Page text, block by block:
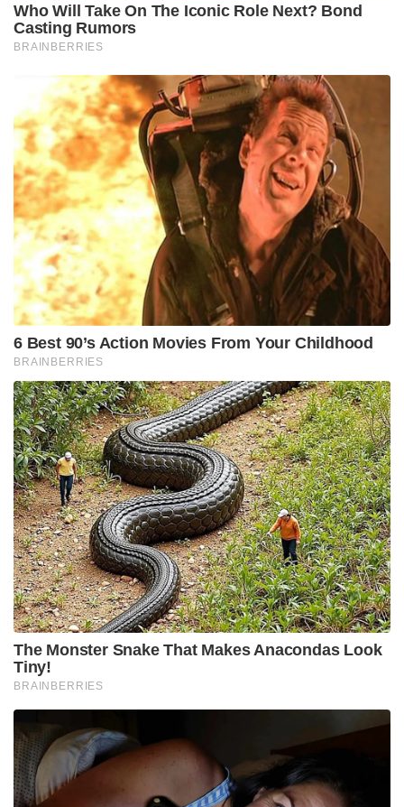
Who Will Take On The Iconic Role Next? Bond
Casting Rumors
BRAINBERRIES
6 Best 90’s Action Movies From Your Childhood
BRAINBERRIES
The Monster Snake That Makes Anacondas Look
Tiny!
BRAINBERRIES